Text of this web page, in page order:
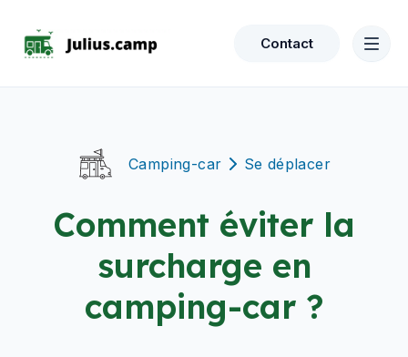
Contact
Camping-car Se déplacer
Comment éviter la
surcharge en
camping-car ?